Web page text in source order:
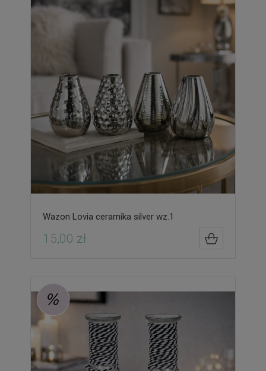
Wazon Lovia ceramika silver wz.1
15,00 zł